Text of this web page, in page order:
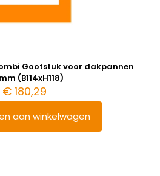
Gootstuk voor dakpannen
(B114xH118)
€180,29
aan winkelwagen